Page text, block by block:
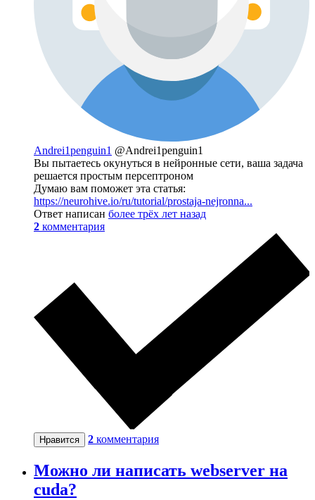
Andrei1penguin1 @Andrei1penguin1
Вы пытаетесь окунуться в нейронные сети, ваша задача
решается простым персептроном
Думаю вам поможет эта статья:
https://neurohive.io/ru/tutorial/prostaja-nejronna...
Ответ написан более трёх лет назад
2 комментария
Нравится 2 комментария
Можно ли написать webserver на
cuda?